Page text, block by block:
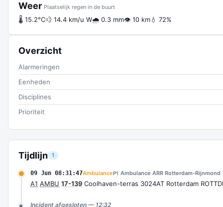
Tijdlijn 1
09 Jun 08:31:47AmbulanceP1 Ambulance ARR Rotterdam-Rijnmond
A1 AMBU 17-139 Coolhaven-terras 3024AT Rotterdam
Incident afgesloten — 12:32
Weer Plaatselijk regen in de buurt
🌡 15.2°C💨 14.4 km/u W🌧 0.3 mm👁 10 km💧 72%
Overzicht
Alarmeringen
Eenheden
Disciplines
Prioriteit